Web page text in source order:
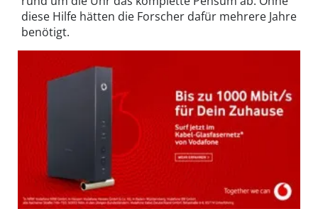
diese Hilfe hätten die Forscher dafür mehrere Jahre
benötigt.